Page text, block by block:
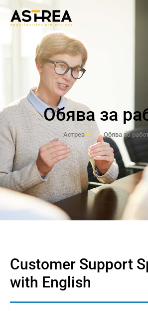
Обява за
Астреа Обява за
Customer Support
with English